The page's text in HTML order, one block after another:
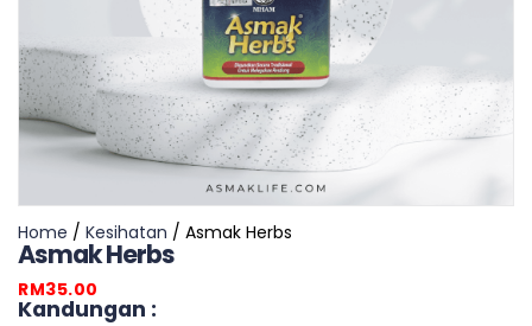
Home / Kesihatan / Asmak Herbs
Asmak Herbs
RM35.00
Kandungan :